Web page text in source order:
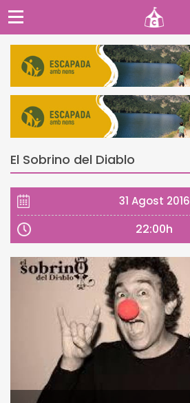
El Sobrino del Diablo
31 Agost 2016
22:00h